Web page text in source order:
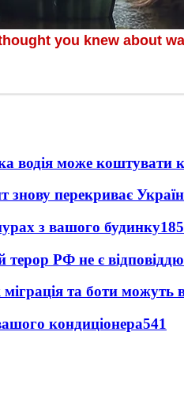
водія може коштувати
перекриває
з вашого будинку
терор РФ не є
та боти можуть
кондиціонера541